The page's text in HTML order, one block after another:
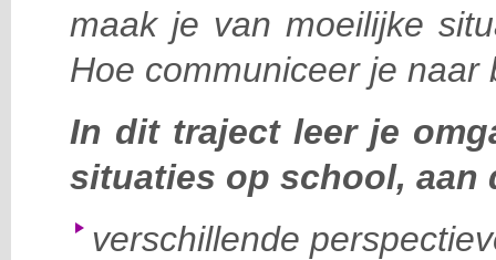
maak je van moeilijke
Hoe communiceer je naar
In dit traject leer je
situaties op school, aan
verschillende